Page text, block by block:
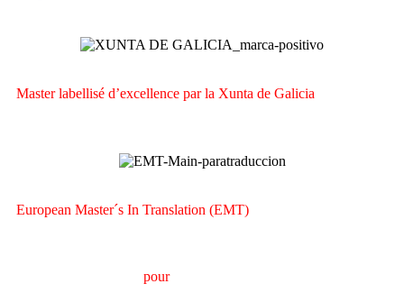
Master labellisé d’excellence par la Xunta de Galicia
European Master´s In Translation (EMT)
pourla